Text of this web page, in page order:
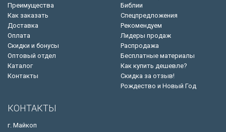
Преимущества
Как заказать
Доставка
Оплата
Скидки и бонусы
Оптовый отдел
Каталог
Контакты
Библии
Спецпредложения
Рекомендуем
Лидеры продаж
Распродажа
Бесплатные материалы
Как купить дешевле?
Скидка за отзыв!
Рождество и Новый Год
КОНТАКТЫ
г. Майкоп